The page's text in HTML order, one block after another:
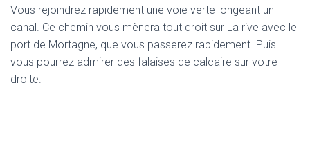
Vous rejoindrez rapidement une voie verte longeant un
canal. Ce chemin vous mènera tout droit sur La rive avec le
port de Mortagne, que vous passerez rapidement. Puis
vous pourrez admirer des falaises de calcaire sur votre
droite.